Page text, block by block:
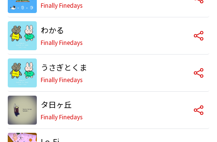
Finally Finedays
わかる
Finally Finedays
うさぎとくま
Finally Finedays
タ日ヶ丘
Finally Finedays